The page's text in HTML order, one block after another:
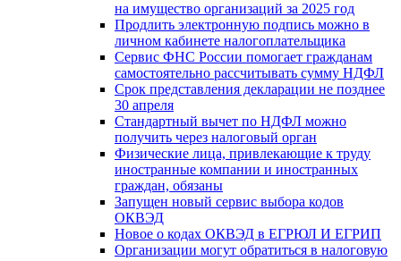
на имущество организаций за 2025 год
Продлить электронную подпись можно в
личном кабинете налогоплательщика
Сервис ФНС России помогает гражданам
самостоятельно рассчитывать сумму НДФЛ
Срок представления декларации не позднее
30 апреля
Стандартный вычет по НДФЛ можно
получить через налоговый орган
Физические лица, привлекающие к труду
иностранные компании и иностранных
граждан, обязаны
Запущен новый сервис выбора кодов
ОКВЭД
Новое о кодах ОКВЭД в ЕГРЮЛ И ЕГРИП
Организации могут обратиться в налоговую